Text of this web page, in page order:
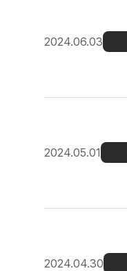
2024.06.03
2024.05.01
2024.04.30